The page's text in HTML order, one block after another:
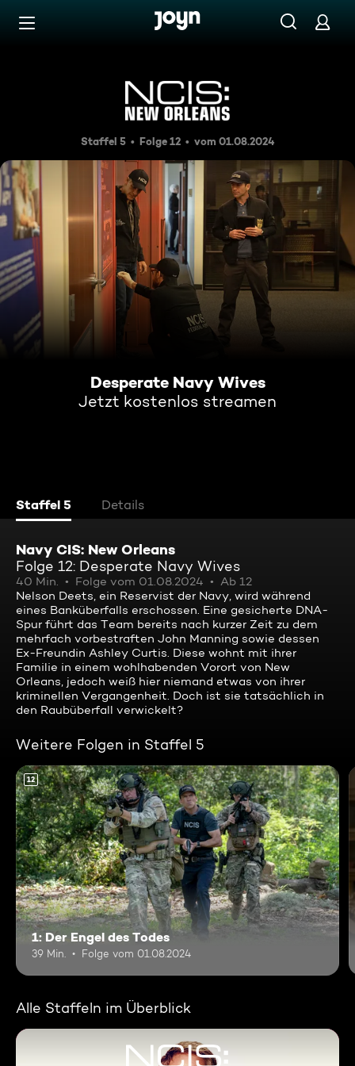
Zum Inhalt springen
Desperate Navy Wives
Staffel 5 Folge 12 vom 01.08.2024
Desperate Navy Wives
Jetzt kostenlos streamen
Staffel 5 Details
Navy CIS: New Orleans
Folge 12: Desperate Navy Wives
40 Min. Folge vom 01.08.2024
Ab 12
Nelson Deets, ein Reservist der Navy, wird während
eines Banküberfalls erschossen. Eine gesicherte DNA-
Spur führt das Team bereits nach kurzer Zeit zu dem
mehrfach vorbestraften John Manning sowie dessen
Ex-Freundin Ashley Curtis. Diese wohnt mit ihrer
Familie in einem wohlhabenden Vorort von New
Orleans, jedoch weiß hier niemand etwas von ihrer
kriminellen Vergangenheit. Doch ist sie tatsächlich in
den Raubüberfall verwickelt?
Weitere Folgen in Staffel 5
12
1: Der Engel des Todes
39 Min. Folge vom 01.08.2024
Alle Staffeln im Überblick